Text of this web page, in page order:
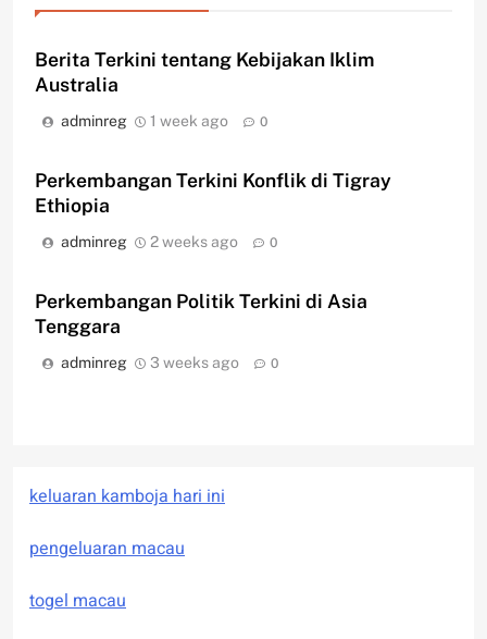
Berita Terkini tentang Kebijakan Iklim
Australia
adminreg 1 week ago 0
Perkembangan Terkini Konflik di Tigray
Ethiopia
adminreg 2 weeks ago 0
Perkembangan Politik Terkini di Asia
Tenggara
adminreg 3 weeks ago 0
keluaran kamboja hari ini
pengeluaran macau
togel macau